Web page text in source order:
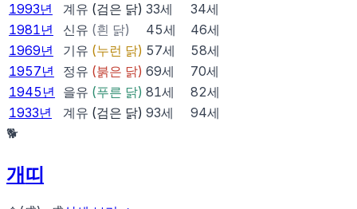
1993년 계유 (검은 닭) 33세 34세
1981년 신유 (흰 닭) 45세 46세
1969년 기유 (누런 닭) 57세 58세
1957년 정유 (붉은 닭) 69세 70세
1945 년 을유 (푸른 닭) 81세 82세
1933년 계유 (검은 닭) 93세 94세
🐕
개띠